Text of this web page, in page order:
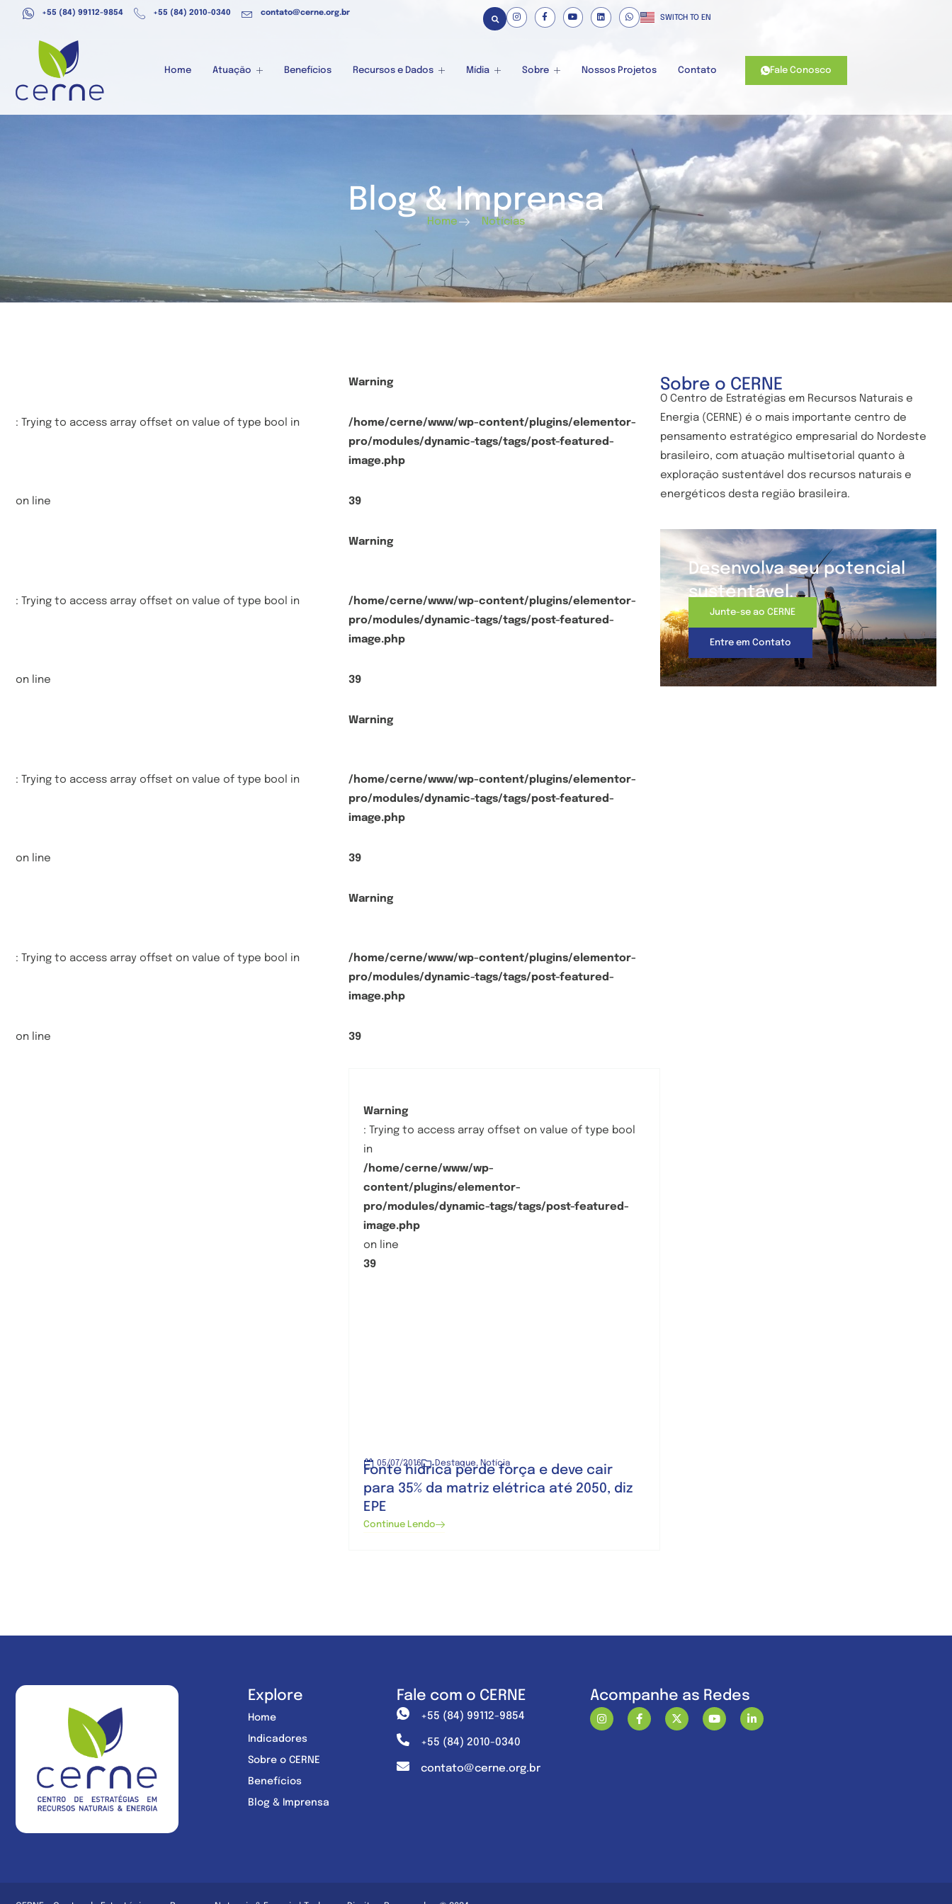
+55 (84) 99112-9854 +55 (84) 2010-0340 contato@cerne.org.br
SWITCH TO EN
Home Atuação Benefícios Recursos e Dados Mídia Sobre Nossos Projetos Contato Fale Conosco
Blog & Imprensa
Home Notícias
Warning
: Trying to access array offset on value of type bool in
/home/cerne/www/wp-content/plugins/elementor-
pro/modules/dynamic-tags/tags/post-featured-
image.php
on line 39
Warning
: Trying to access array offset on value of type bool in
/home/cerne/www/wp-content/plugins/elementor-
pro/modules/dynamic-tags/tags/post-featured-
image.php
on line 39
Warning
: Trying to access array offset on value of type bool in
/home/cerne/www/wp-content/plugins/elementor-
pro/modules/dynamic-tags/tags/post-featured-
image.php
on line 39
Warning
: Trying to access array offset on value of type bool in
/home/cerne/www/wp-content/plugins/elementor-
pro/modules/dynamic-tags/tags/post-featured-
image.php
on line 39
Warning
: Trying to access array offset on value of type bool
in
/home/cerne/www/wp-
content/plugins/elementor-
pro/modules/dynamic-tags/tags/post-featured-
image.php
on line
39
05/07/2016 Destaque, Notícia
Fonte hídrica perde força e deve cair
para 35% da matriz elétrica até 2050, diz
EPE
Continue Lendo
Sobre o CERNE
O Centro de Estratégias em Recursos Naturais e
Energia (CERNE) é o mais importante centro de
pensamento estratégico empresarial do Nordeste
brasileiro, com atuação multisetorial quanto à
exploração sustentável dos recursos naturais e
energéticos desta região brasileira.
Desenvolva seu potencial
sustentável.
Junte-se ao CERNE
Entre em Contato
Explore
Home
Indicadores
Sobre o CERNE
Benefícios
Blog & Imprensa
Fale com o CERNE
+55 (84) 99112-9854
+55 (84) 2010-0340
contato@cerne.org.br
Acompanhe as Redes